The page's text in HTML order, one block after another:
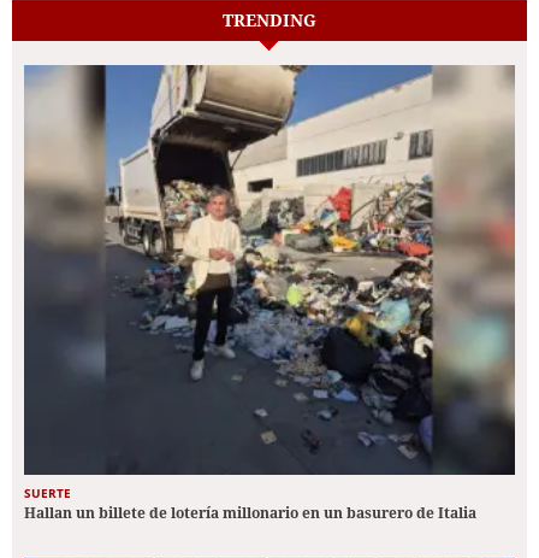
TRENDING
SUERTE
Hallan un billete de lotería millonario en un basurero de Italia